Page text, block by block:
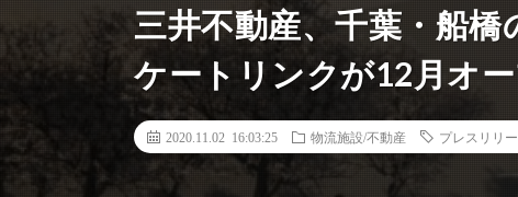
三井不動産、千葉・船
ケートリンクが12月オ
2020.11.02 16:03:25 物流施設/不動産 プレスリリ